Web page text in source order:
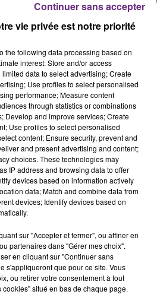
est à l'arrêt. Une situation
intense qui est toujours
DE REIMS FERME
du centre-ville
est contraint de
vie privée est notre priorité
the following data processing based on
interest: Store and/or access
data to select advertising; Create
Use profiles to select personalised
performance; Measure content
through statistics or combinations
Develop and improve services; Create
Use profiles to select personalised
content; Ensure security, prevent and
and present advertising and content;
choices. These technologies may
IP address and browsing data to offer
devices based on information actively
data; Match and combine data from
devices; Identify devices based on
sur "Accepter et fermer", ou affiner en
partenaires dans "Gérer mes choix".
en cliquant sur "Continuer sans
s'appliqueront que pour ce site. Vous
ou retirer votre consentement à tout
situé en bas de chaque page.
Continuer sans accepter